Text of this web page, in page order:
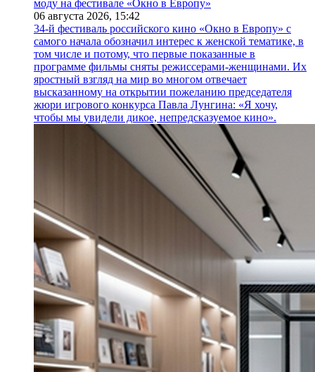
моду на фестивале «Окно в Европу»
06 августа 2026, 15:42
34-й фестиваль российского кино «Окно в Европу» с
самого начала обозначил интерес к женской тематике, в
том числе и потому, что первые показанные в
программе фильмы сняты режиссерами-женщинами. Их
яростный взгляд на мир во многом отвечает
высказанному на открытии пожеланию председателя
жюри игрового конкурса Павла Лунгина: «Я хочу,
чтобы мы увидели дикое, непредсказуемое кино».